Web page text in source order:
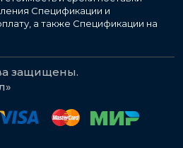
Спецификации и
а также Спецификации на
защищены.